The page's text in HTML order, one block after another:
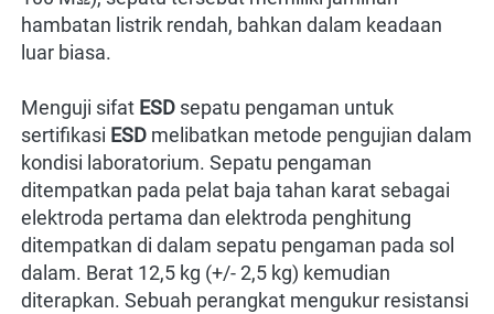
hambatan listrik rendah, bahkan dalam keadaan
luar biasa.
Menguji sifat ESD sepatu pengaman untuk
sertifikasi ESD melibatkan metode pengujian dalam
kondisi laboratorium. Sepatu pengaman
ditempatkan pada pelat baja tahan karat sebagai
elektroda pertama dan elektroda penghitung
ditempatkan di dalam sepatu pengaman pada sol
dalam. Berat 12,5 kg (+/- 2,5 kg) kemudian
diterapkan. Sebuah perangkat mengukur resistansi